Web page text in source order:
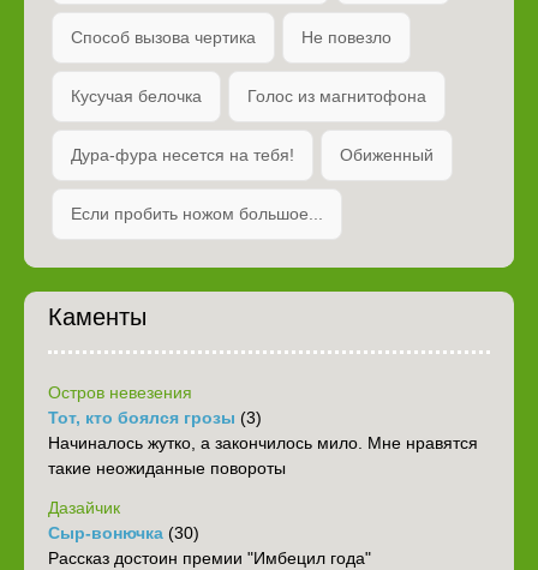
Способ вызова чертика Не повезло
Кусучая белочка Голос из магнитофона
Дура-фура несется на тебя! Обиженный
Если пробить ножом большое...
Каменты
Остров невезения
Тот, кто боялся грозы (3)
Начиналось жутко, а закончилось мило. Мне нравятся
такие неожиданные повороты
Дазайчик
Сыр-вонючка (30)
Рассказ достоин премии "Имбецил года"